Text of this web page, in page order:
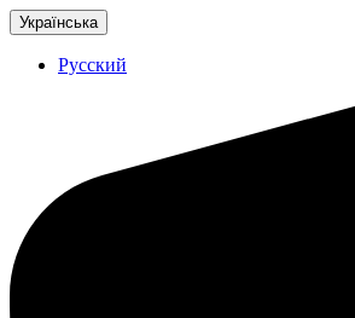
Українська
Русский